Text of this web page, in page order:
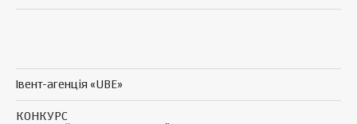
Івент-агенція «UBE»
КОНКУРС